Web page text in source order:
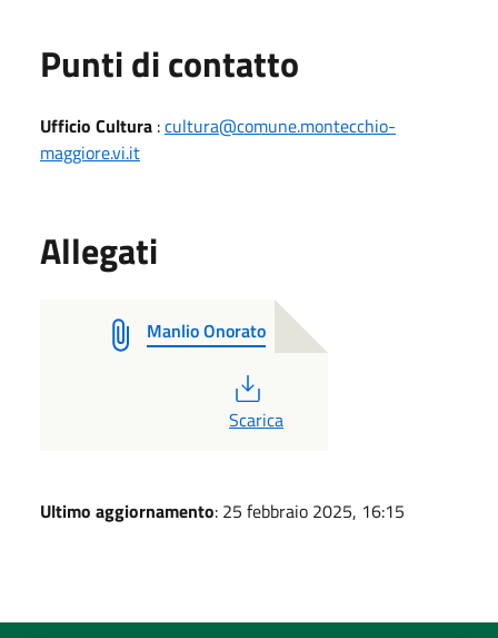
Punti di contatto
Ufficio Cultura :cultura@comune.montecchio-
maggiore.vi.it
Allegati
Manlio Onorato
PDF
Scarica
Ultimo aggiornamento: 25 febbraio 2025, 16:15